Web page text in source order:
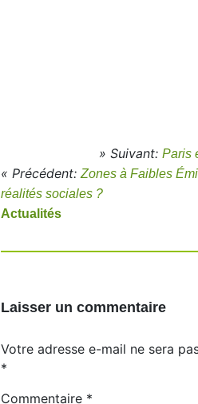
» Suivant: Paris
« Précédent:Zones à Faibles
réalités sociales ?
Actualités
Laisser un commentaire
Votre adresse e-mail ne sera
*
Commentaire *